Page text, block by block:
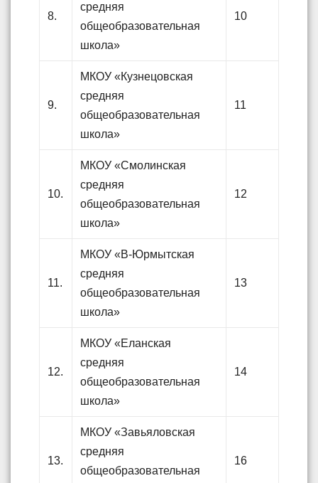
8.
средняя
общеобразовательная
школа»
10
9.
МКОУ «Кузнецовская
средняя
общеобразовательная
школа»
11
10.
МКОУ «Смолинская
средняя
общеобразовательная
школа»
12
11.
МКОУ «В-Юрмытская
средняя
общеобразовательная
школа»
13
12.
МКОУ «Еланская
средняя
общеобразовательная
школа»
14
13.
МКОУ «Завьяловская
средняя
общеобразовательная
16